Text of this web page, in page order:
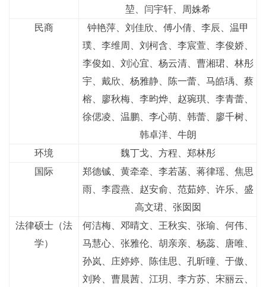
堃、闫宇轩、周姝希
民商
钟艳萍、刘佳欣、傅小倩、李辰、温甲
璞、李维周、刘柯含、李宸萱、李俊娇、
李俊如、刘沁宜、杨云清、曹湘珺、林彤
宇、戴欣、杨雅静、陈一蕾、马皓瑀、蔡
榕、廖秋梅、李昀烨、赵琬琪、李青蕾、
徐偲凌、温鹏、李心萌、韩蕾、廖千树、
韩卓洋、牛朗
环境
魏丁戈、方程、郑林彤
国际
郑德铖、黄牵牵、李若菡、蒋律瑶、焦思
雨、李霞燕、赵安俞、范茹婷、许乐、盛
高文珺、张囡囡
法律硕士（法
学）
何洁梅、邓晴文、王秋实、张瑜、何伟、
马慧心、张雅伦、胡亲亲、杨蕊、唐唯、
孙岚、庄婷婷、陈佳思、孔昕曈、于傲、
刘羚、曹晨茜、江玥、李方苏、宋丽云、